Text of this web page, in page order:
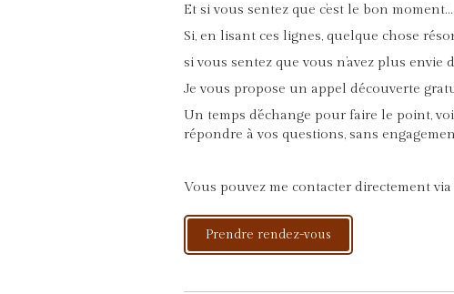
Et si vous sentez que c’est le bon moment…
Si, en lisant ces lignes, quelque chose
si vous sentez que vous n’avez plus envie
Je vous propose un appel découverte
Un temps d’échange pour faire le point,
répondre à vos questions, sans
Vous pouvez me contacter directement
Prendre rendez-vous